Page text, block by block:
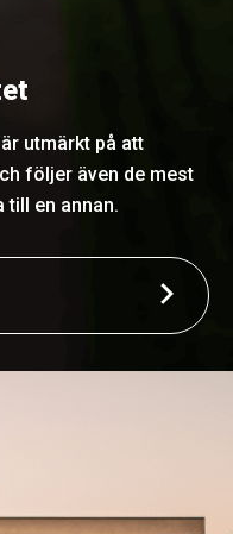
utmärkt på att
följer även de mest
till en annan.